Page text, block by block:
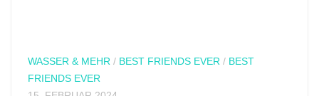
WASSER & MEHR / BEST FRIENDS EVER / BEST
FRIENDS EVER